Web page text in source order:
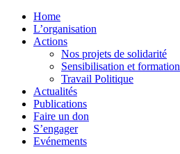
Home
L’organisation
Actions
Nos projets de solidarité
Sensibilisation et formation
Travail Politique
Actualités
Publications
Faire un don
S’engager
Evénements